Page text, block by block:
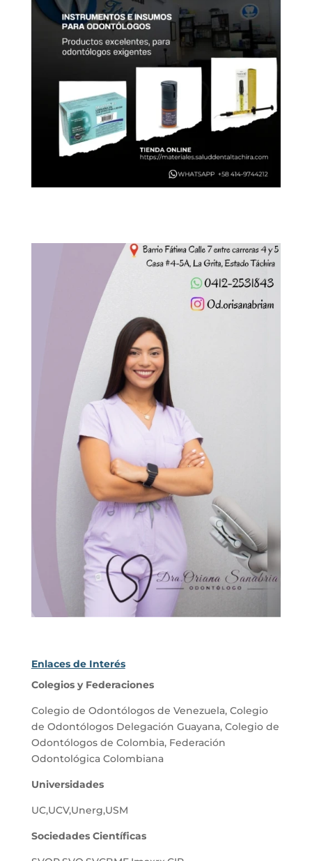
Enlaces de Interés
Colegios y Federaciones
Colegio de Odontólogos de Venezuela, Colegio
de Odontólogos Delegación Guayana, Colegio de
Odontólogos de Colombia, Federación
Odontológica Colombiana
Universidades
UC,UCV,Unerg,USM
Sociedades Científicas